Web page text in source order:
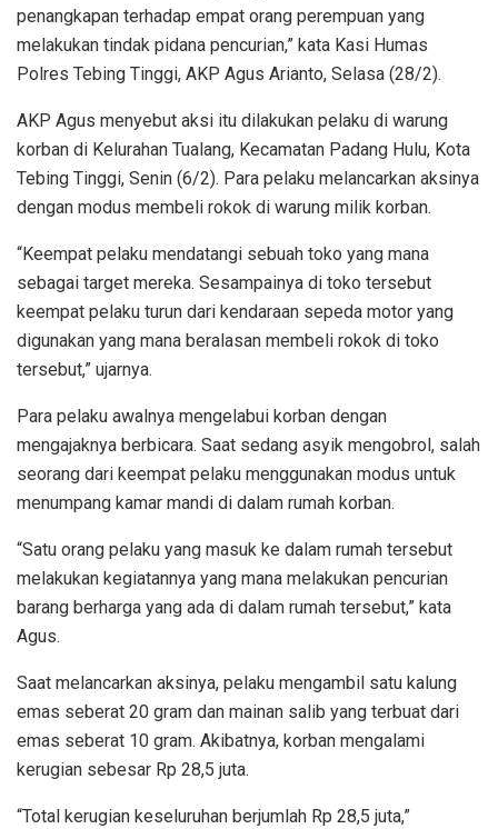
penangkapan terhadap empat orang perempuan yang
melakukan tindak pidana pencurian,” kata Kasi Humas
Polres Tebing Tinggi, AKP Agus Arianto, Selasa (28/2).
AKP Agus menyebut aksi itu dilakukan pelaku di warung
korban di Kelurahan Tualang, Kecamatan Padang Hulu, Kota
Tebing Tinggi, Senin (6/2). Para pelaku melancarkan aksinya
dengan modus membeli rokok di warung milik korban.
“Keempat pelaku mendatangi sebuah toko yang mana
sebagai target mereka. Sesampainya di toko tersebut
keempat pelaku turun dari kendaraan sepeda motor yang
digunakan yang mana beralasan membeli rokok di toko
tersebut,” ujarnya.
Para pelaku awalnya mengelabui korban dengan
mengajaknya berbicara. Saat sedang asyik mengobrol, salah
seorang dari keempat pelaku menggunakan modus untuk
menumpang kamar mandi di dalam rumah korban.
“Satu orang pelaku yang masuk ke dalam rumah tersebut
melakukan kegiatannya yang mana melakukan pencurian
barang berharga yang ada di dalam rumah tersebut,” kata
Agus.
Saat melancarkan aksinya, pelaku mengambil satu kalung
emas seberat 20 gram dan mainan salib yang terbuat dari
emas seberat 10 gram. Akibatnya, korban mengalami
kerugian sebesar Rp 28,5 juta.
“Total kerugian keseluruhan berjumlah Rp 28,5 juta,”